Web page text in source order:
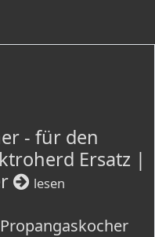
- für den
Ersatz |
lesen